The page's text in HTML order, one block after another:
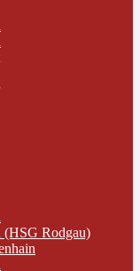
(HSG Rodgau)